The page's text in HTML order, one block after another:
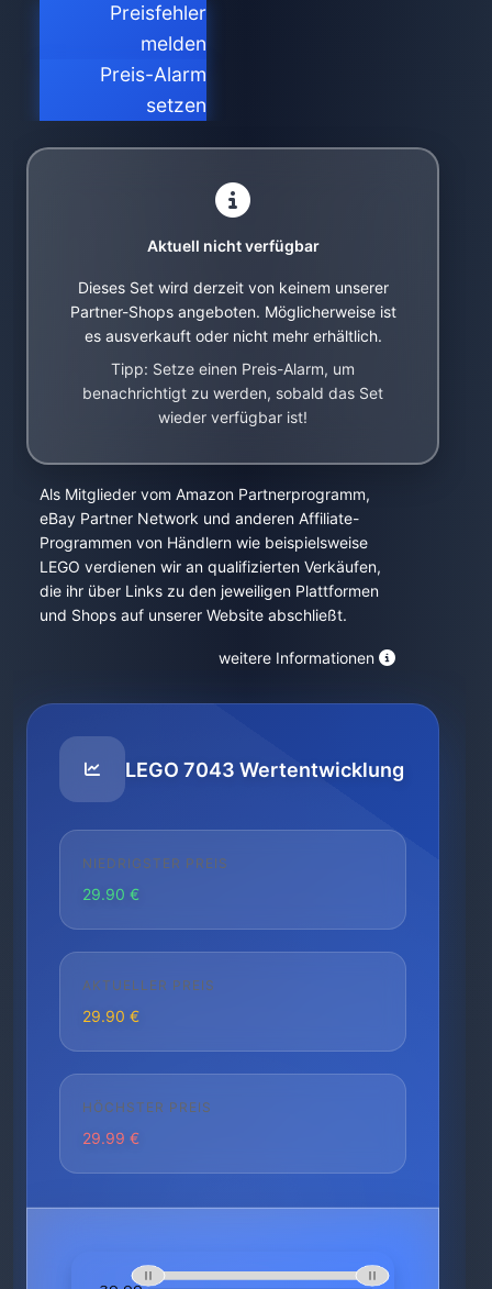
Preisfehler
melden
Preis-Alarm
setzen
Aktuell nicht verfügbar
Dieses Set wird derzeit von keinem unserer
Partner-Shops angeboten. Möglicherweise ist
es ausverkauft oder nicht mehr erhältlich.
Tipp: Setze einen Preis-Alarm, um
benachrichtigt zu werden, sobald das Set
wieder verfügbar ist!
Als Mitglieder vom Amazon Partnerprogramm,
eBay Partner Network und anderen Affiliate-
Programmen von Händlern wie beispielsweise
LEGO verdienen wir an qualifizierten Verkäufen,
die ihr über Links zu den jeweiligen Plattformen
und Shops auf unserer Website abschließt.
weitere Informationen
LEGO 7043 Wertentwicklung
NIEDRIGSTER PREIS
29.90 €
AKTUELLER PREIS
29.90 €
HÖCHSTER PREIS
29.99 €